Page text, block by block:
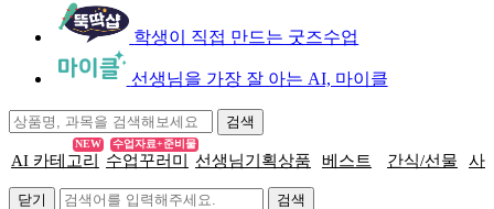
학생이 직접 만드는 굿즈수업
선생님을 가장 잘 아는 AI, 마이클
AI 카테고리
NEW
수업꾸러미
수업자료+준비물
선생님기획상품 베스트 간식/선물 사
닫기